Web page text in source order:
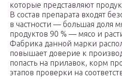
которые представляют
В состав препарата входят
в частности — большая доля
продуктов 90 % — мясо и
Фабрика данной марки
повышает доверие к
попасть на прилавок, корм
этапов проверки на